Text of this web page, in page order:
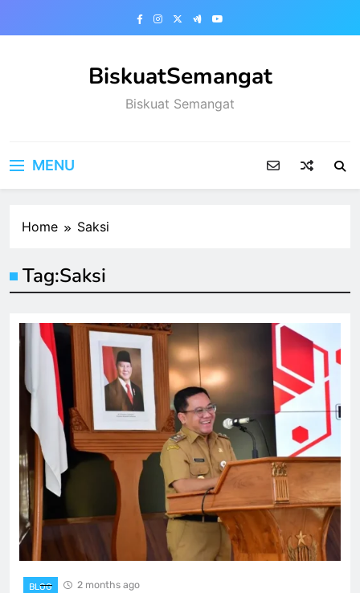
BiskuatSemangat
Biskuat Semangat
MENU
Home Saksi
Tag:Saksi
BLOG 2 months ago